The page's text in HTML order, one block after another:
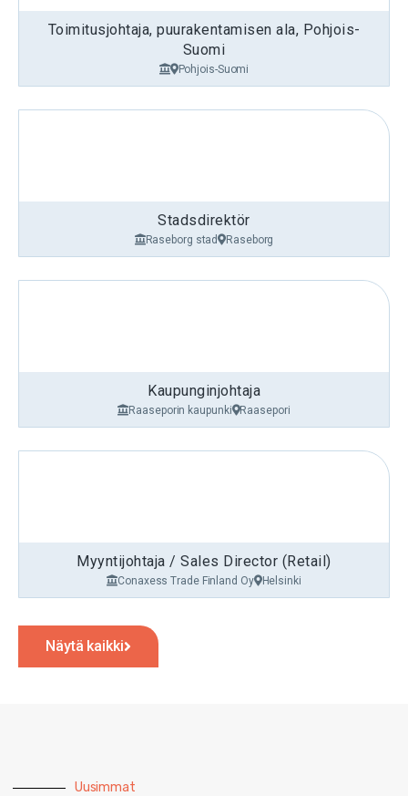
Toimitusjohtaja, puurakentamisen ala, Pohjois-
Suomi
Pohjois-Suomi
Stadsdirektör
Raseborg stad Raseborg
Kaupunginjohtaja
Raaseporin kaupunki Raasepori
Myyntijohtaja / Sales Director (Retail)
Conaxess Trade Finland Oy Helsinki
Näytä kaikki
Uusimmat